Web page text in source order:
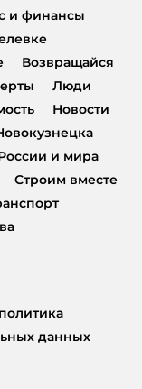
и финансы
Возвращайся
Люди
Новости
и мира
Строим вместе
данных